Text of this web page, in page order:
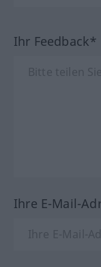
Ihr Feedback*
Ihre E-Mail-